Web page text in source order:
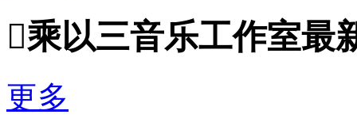
乘以三音乐工作室最
更多